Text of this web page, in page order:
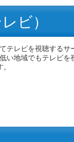
ビ）
テレビを視聴する
い地域でもテレビ